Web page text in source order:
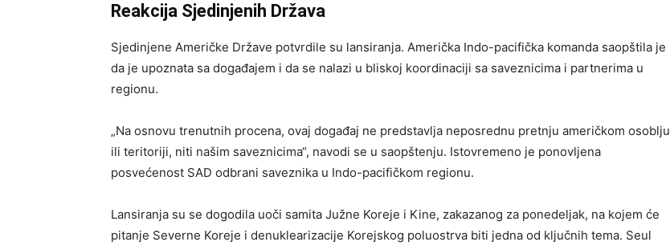
Reakcija Sjedinjenih Država
Sjedinjene Američke Države potvrdile su lansiranja. Američka Indo-pacifička komanda saopštila je
da je upoznata sa događajem i da se nalazi u bliskoj koordinaciji sa saveznicima i partnerima u
regionu.
„Na osnovu trenutnih procena, ovaj događaj ne predstavlja neposrednu pretnju američkom osoblju
ili teritoriji, niti našim saveznicima“, navodi se u saopštenju. Istovremeno je ponovljena
posvećenost SAD odbrani saveznika u Indo-pacifičkom regionu.
Lansiranja su se dogodila uoči samita Južne Koreje i Kine, zakazanog za ponedeljak, na kojem će
pitanje Severne Koreje i denuklearizacije Korejskog poluostrva biti jedna od ključnih tema. Seul